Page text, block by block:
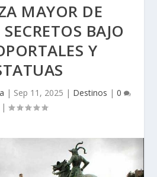
MAYOR DE
BAJO
Y
| Sep 11, 2025 | Destinos | 0
|